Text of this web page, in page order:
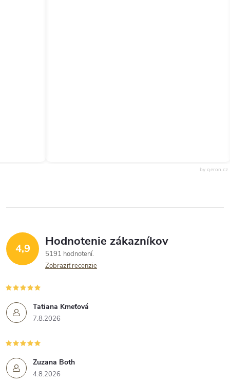
by qeron.cz
4,9 Hodnotenie zákazníkov
5191 hodnotení
Zobraziť recenzie
Tatiana Kmeťová
7.8.2026
Zuzana Both
4.8.2026